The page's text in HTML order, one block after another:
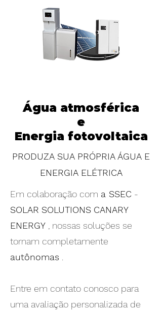
Água atmosférica
e
Energia fotovoltaica
PRODUZA SUA PRÓPRIA ÁGUA E
ENERGIA ELÉTRICA
Em colaboração com a SSEC -
SOLAR SOLUTIONS CANARY
ENERGY , nossas soluções se
tornam completamente
autônomas
Entre em contato conosco para
uma avaliação personalizada de